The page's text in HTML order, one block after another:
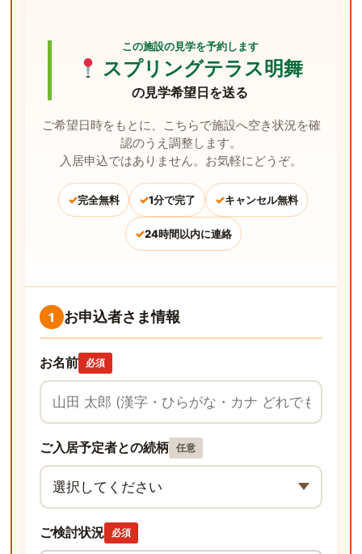
この施設の見学を予約します
スプリングテラス明舞
の見学希望日を送る
ご希望日時をもとに、こちらで施設へ空き状況を確
認のうえ調整します。
入居申込ではありません。お気軽にどうぞ。
✓完全無料 ✓1分で完了 ✓キャンセル無料
✓24時間以内に連絡
1 お申込者さま情報
お名前 必須
ご入居予定者との続柄 任意
ご検討状況 必須